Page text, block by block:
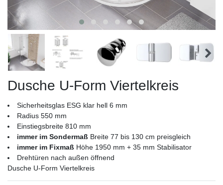
Dusche U-Form Viertelkreis
Sicherheitsglas ESG klar hell 6 mm
Radius 550 mm
Einstiegsbreite 810 mm
immer im Sondermaß Breite 77 bis 130 cm preisgleich
immer im Fixmaß Höhe 1950 mm + 35 mm Stabilisator
Drehtüren nach außen öffnend
Dusche U-Form Viertelkreis